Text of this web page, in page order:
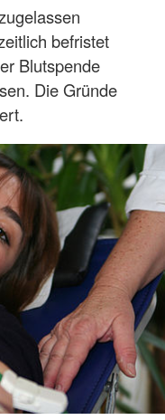
befristet
Blutspende
Die Gründe